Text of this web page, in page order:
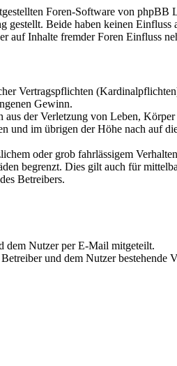
Foren-Software von phpBB
Beide haben keinen
auf Inhalte fremder Foren Einfluss
Vertragspflichten
Gewinn.
der Verletzung von Leben,
und im übrigen der Höhe nach auf
oder grob fahrlässigem
begrenzt. Dies gilt auch für
Betreibers.
dem Nutzer per E-Mail mitgeteilt.
und dem Nutzer bestehende